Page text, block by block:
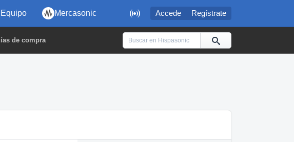
 Accede Regístrate
Equipo Mercasonic
de compra